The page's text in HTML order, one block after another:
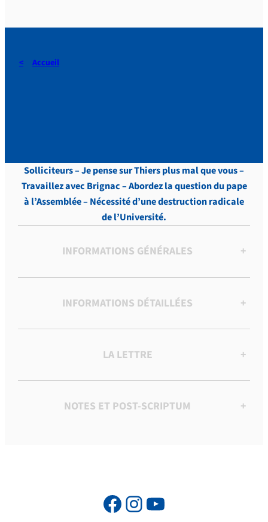
Accueil
Solliciteurs – Je pense sur Thiers plus mal que vous –
Travaillez avec Brignac – Abordez la question du pape
à l’Assemblée – Nécessité d’une destruction radicale
de l’Université.
INFORMATIONS GÉNÉRALES +
INFORMATIONS DÉTAILLÉES +
LA LETTRE +
NOTES ET POST-SCRIPTUM +